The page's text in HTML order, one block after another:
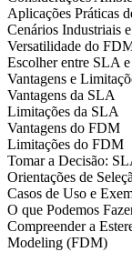
Aplicações Práticas
Cenários Industriais
Versatilidade do
Escolher entre SLA
Vantagens e
Vantagens da SLA
Limitações da SLA
Vantagens do FDM
Limitações do FDM
Tomar a Decisão:
Orientações de
Casos de Uso e
O que Podemos
Compreender a
Modeling (FDM)